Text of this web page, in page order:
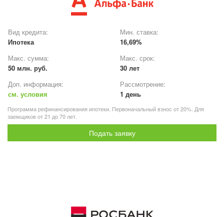
Вид кредита:
Ипотека
Мин. ставка:
16,69%
Макс. сумма:
50 млн. руб.
Макс. срок:
30 лет
Доп. информация:
см. условия
Рассмотрение:
1 день
Программа рефинансирования ипотеки. Первоначальный взнос от 20%. Для
заемщиков от 21 до 70 лет.
Подать заявку